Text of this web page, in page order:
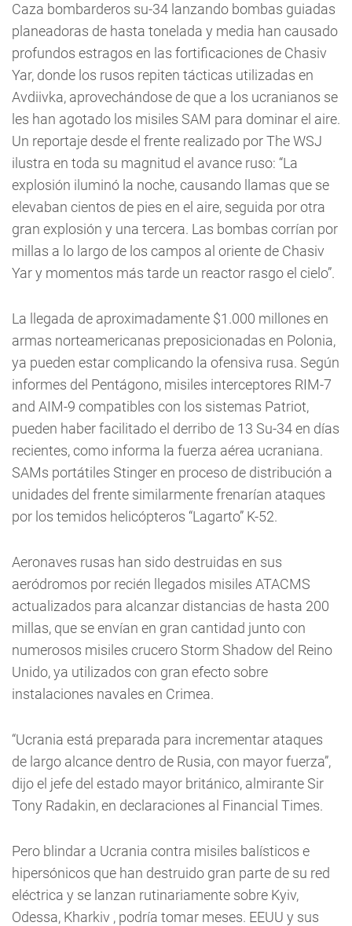
Caza bombarderos su-34 lanzando bombas guiadas
planeadoras de hasta tonelada y media han causado
profundos estragos en las fortificaciones de Chasiv
Yar, donde los rusos repiten tácticas utilizadas en
Avdiivka, aprovechándose de que a los ucranianos se
les han agotado los misiles SAM para dominar el aire.
Un reportaje desde el frente realizado por The WSJ
ilustra en toda su magnitud el avance ruso: “La
explosión iluminó la noche, causando llamas que se
elevaban cientos de pies en el aire, seguida por otra
gran explosión y una tercera. Las bombas corrían por
millas a lo largo de los campos al oriente de Chasiv
Yar y momentos más tarde un reactor rasgo el cielo”.
La llegada de aproximadamente $1.000 millones en
armas norteamericanas preposicionadas en Polonia,
ya pueden estar complicando la ofensiva rusa. Según
informes del Pentágono, misiles interceptores RIM-7
and AIM-9 compatibles con los sistemas Patriot,
pueden haber facilitado el derribo de 13 Su-34 en días
recientes, como informa la fuerza aérea ucraniana.
SAMs portátiles Stinger en proceso de distribución a
unidades del frente similarmente frenarían ataques
por los temidos helicópteros “Lagarto” K-52.
Aeronaves rusas han sido destruidas en sus
aeródromos por recién llegados misiles ATACMS
actualizados para alcanzar distancias de hasta 200
millas, que se envían en gran cantidad junto con
numerosos misiles crucero Storm Shadow del Reino
Unido, ya utilizados con gran efecto sobre
instalaciones navales en Crimea.
“Ucrania está preparada para incrementar ataques
de largo alcance dentro de Rusia, con mayor fuerza”,
dijo el jefe del estado mayor británico, almirante Sir
Tony Radakin, en declaraciones al Financial Times.
Pero blindar a Ucrania contra misiles balísticos e
hipersónicos que han destruido gran parte de su red
eléctrica y se lanzan rutinariamente sobre Kyiv,
Odessa, Kharkiv , podría tomar meses. EEUU y sus